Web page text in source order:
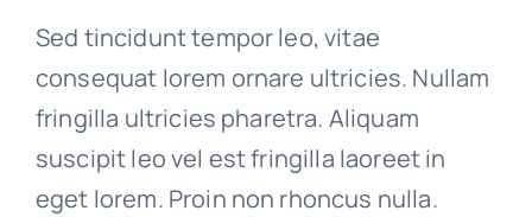
Sed tincidunt tempor leo, vitae
consequat lorem ornare ultricies. Nullam
fringilla ultricies pharetra. Aliquam
suscipit leo vel est fringilla laoreet in
eget lorem. Proin non rhoncus nulla.